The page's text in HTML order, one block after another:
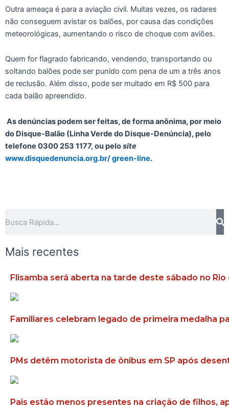
Outra ameaça é para a aviação civil. Muitas vezes, os radares
não conseguem avistar os balões, por causa das condições
meteorológicas, aumentando o risco de choque com aviões.
Quem for flagrado fabricando, vendendo, transportando ou
soltando balões pode ser punido com pena de um a três anos
de reclusão. Além disso, pode ser multado em R$ 500 para
cada balão apreendido.
As denúncias podem ser feitas, de forma anônima, por meio
do Disque-Balão (Linha Verde do Disque-Denúncia), pelo
telefone 0300 253 1177, ou pelosite
www.disquedenuncia.org.br/ green-line.
Mais recentes
Flisamba será aberta na tarde deste sábado no Rio
Familiares celebram legado de primeira medalha
PMs detêm motorista de ônibus em SP após
Pais estão menos presentes na criação de filhos,